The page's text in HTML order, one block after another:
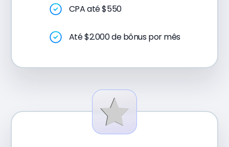
CPA até $550
Até $2.000 de bônus por mês